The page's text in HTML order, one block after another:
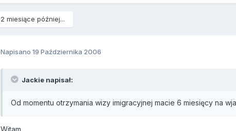
2 miesiące później...
Napisano 19 Października 2006
Jackie napisał:
Od momentu otrzymania wizy imigracyjnej macie 6 miesięcy na
Witam,